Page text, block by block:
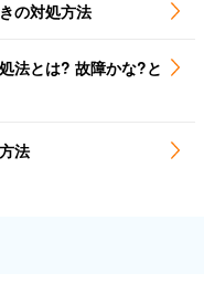
の対処方法
法とは? 故障かな?と
法